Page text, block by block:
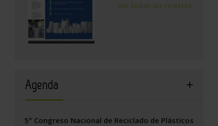
Ver todas las revistas
Agenda
5º Congreso Nacional de Reciclado de Plásticos